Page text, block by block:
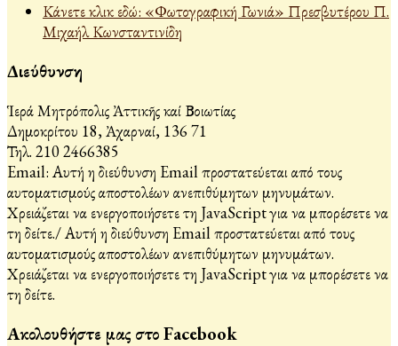
Κάνετε κλικ εδώ: «Φωτογραφική Γωνιά» Πρεσβυτέρου Π.
Μιχαήλ Κωνσταντινίδη
Διεύθυνση
Ἱερά Μητρόπολις Ἀττικῆς καί Βοιωτίας
Δημοκρίτου 18, Ἀχαρναί, 136 71
Τηλ. 210 2466385
Email: Αυτή η διεύθυνση Email προστατεύεται από τους
αυτοματισμούς αποστολέων ανεπιθύμητων μηνυμάτων.
Χρειάζεται να ενεργοποιήσετε τη JavaScript για να μπορέσετε να
τη δείτε./Αυτή η διεύθυνση Email προστατεύεται από τους
αυτοματισμούς αποστολέων ανεπιθύμητων μηνυμάτων.
Χρειάζεται να ενεργοποιήσετε τη JavaScript για να μπορέσετε να
τη δείτε.
Ακολουθήστε μας στο Facebook